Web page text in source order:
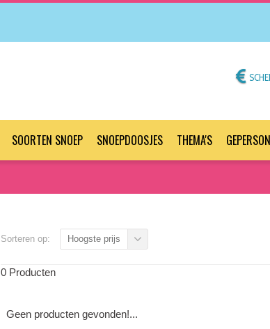
SOORTEN SNOEP SNOEPDOOSJES THEMA'S
Sorteren op: Hoogste prijs
0 Producten
Geen producten gevonden!...